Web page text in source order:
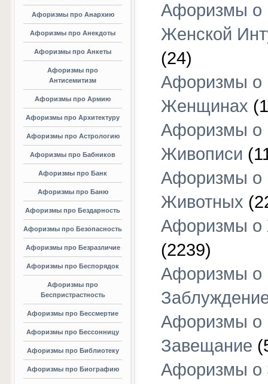
Афоризмы про Анархию
Афоризмы про Анекдоты
Афоризмы про Анкеты
Афоризмы про
Антисемитизм
Афоризмы про Армию
Афоризмы про Архитектуру
Афоризмы про Астрологию
Афоризмы про Бабников
Афоризмы про Банк
Афоризмы про Баню
Афоризмы про Бездарность
Афоризмы про Безопасность
Афоризмы про Безразличие
Афоризмы про Беспорядок
Афоризмы про
Беспристрастность
Афоризмы про Бессмертие
Афоризмы про Бессонницу
Афоризмы про Библиотеку
Афоризмы про Биографию
Афоризмы о
Женской
(24)
Афоризмы о
Женщинах
Афоризмы о
Живописи
Афоризмы о
Животных
Афоризмы о
(2239)
Афоризмы о
Афоризмы о
Завещание
Афоризмы о